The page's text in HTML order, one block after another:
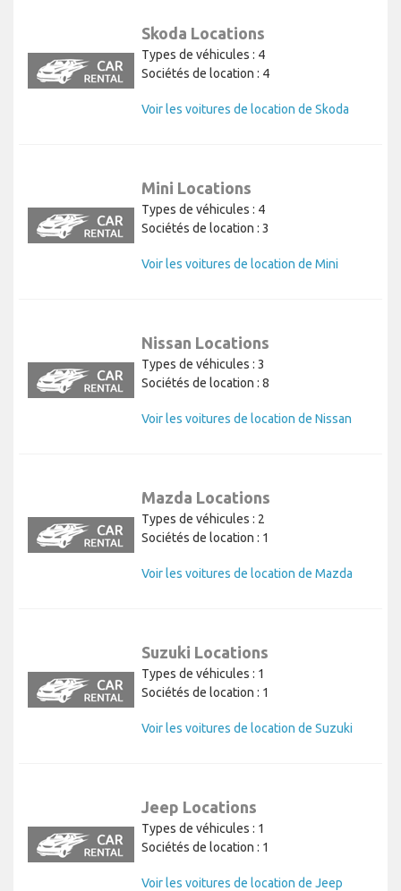
Skoda Locations
Types de véhicules : 4
Sociétés de location : 4
Voir les voitures de location de Skoda
Mini Locations
Types de véhicules : 4
Sociétés de location : 3
Voir les voitures de location de Mini
Nissan Locations
Types de véhicules : 3
Sociétés de location : 8
Voir les voitures de location de Nissan
Mazda Locations
Types de véhicules : 2
Sociétés de location : 1
Voir les voitures de location de Mazda
Suzuki Locations
Types de véhicules : 1
Sociétés de location : 1
Voir les voitures de location de Suzuki
Jeep Locations
Types de véhicules : 1
Sociétés de location : 1
Voir les voitures de location de Jeep